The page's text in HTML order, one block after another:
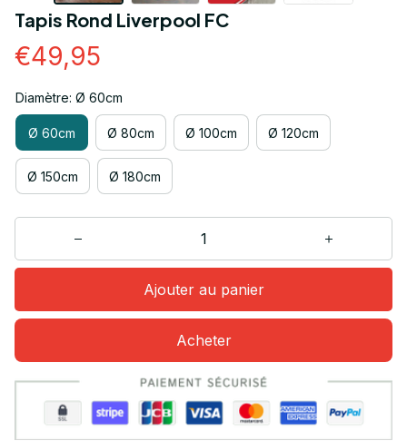
Tapis Rond Liverpool FC
€49,95
Diamètre: Ø 60cm
Ø 60cm Ø 80cm Ø 100cm Ø 120cm
Ø 150cm Ø 180cm
Ajouter au panier
Acheter